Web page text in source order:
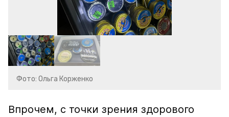
Фото: Ольга Корженко
Впрочем, с точки зрения здорового